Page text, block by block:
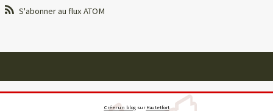
S'abonner au flux ATOM
Créer un blogsur Hautetfort